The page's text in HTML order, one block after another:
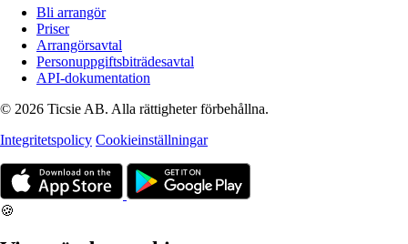
Bli arrangör
Priser
Arrangörsavtal
Personuppgiftsbiträdesavtal
API-dokumentation
© 2026 Ticsie AB. Alla rättigheter förbehållna.
Integritetspolicy Cookieinställningar
🍪